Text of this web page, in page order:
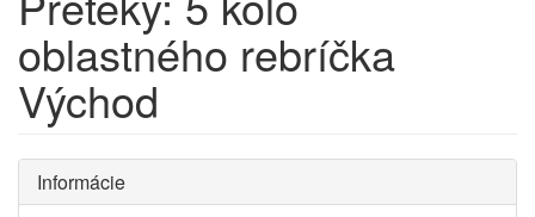
oblastného rebríčka
Východ
Informácie